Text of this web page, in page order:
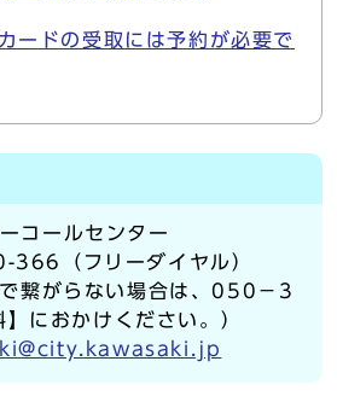
ードの受取には予約が必要で
コールセンター
（フリーダイヤル）
で繋がらない場合は、050－3
におかけください。）